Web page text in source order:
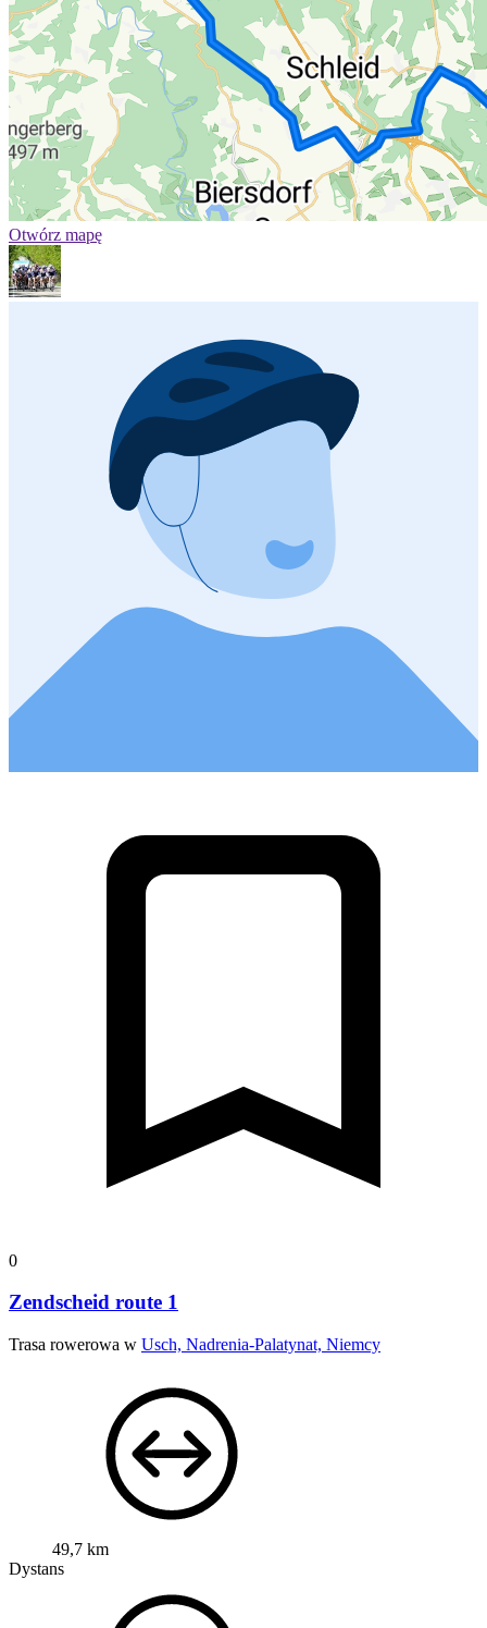
Otwórz mapę
0
Zendscheid route 1
Trasa rowerowa w Usch, Nadrenia-Palatynat, Niemcy
49,7 km
Dystans